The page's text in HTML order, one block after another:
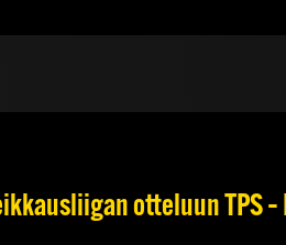
otteluun TPS